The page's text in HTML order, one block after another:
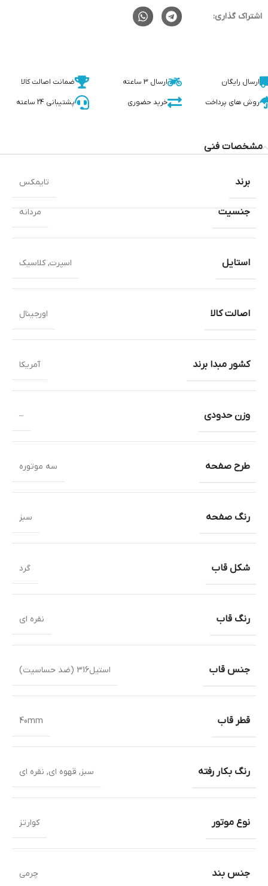
اشتراک گذاری:
ارسال رایگان ارسال 3 ساعته ضمانت اصالت کالا
روش های پرداخت خرید حضوری پشتیبانی 24 ساعته
مشخصات فنی
جنسیت مردانه
استایل اسپرت,کلاسیک
اصالت کالا اورجینال
کشور مبدا برند آمریکا
وزن حدودی –
طرح صفحه سه موتوره
رنگ صفحه سبز
شکل قاب گرد
رنگ قاب نقره ای
جنس قاب استیل316 (ضد حساسیت)
قطر قاب 40mm
رنگ بکار رفته سبز, قهوه ای, نقره ای
نوع موتور کوارتز
جنس بند چرمی
برند تایمکس